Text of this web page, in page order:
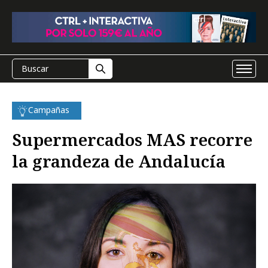
Campañas
Supermercados MAS recorre
la grandeza de Andalucía